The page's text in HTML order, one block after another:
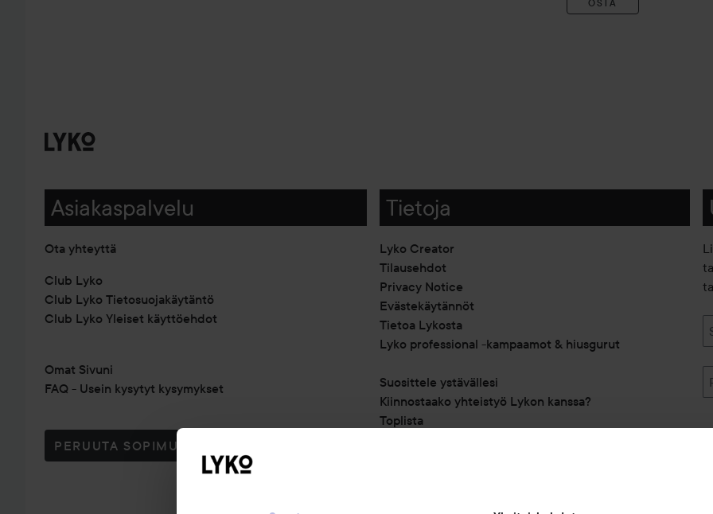
OSTA
Asiakaspalvelu
Ota yhteyttä
Club Lyko
Club Lyko Tietosuojakäytäntö
Club Lyko Yleiset käyttöehdot
Omat Sivuni
FAQ - Usein kysytyt kysymykset
PERUUTA SOPIMUS TÄSTÄ
Tietoja
Lyko Creator
Tilausehdot
Privacy Notice
Evästekäytännöt
Tietoa Lykosta
Lyko professional -kampaamot & hiusgurut
Suosittele ystävällesi
Kiinnostaako yhteistyö Lykon kanssa?
Toplista